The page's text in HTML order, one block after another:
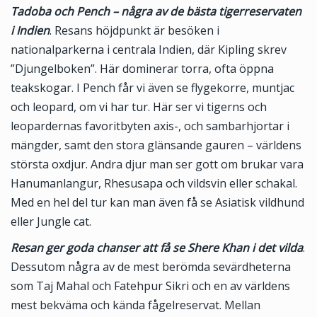
Tadoba och Pench – några av de bästa tigerreservaten
i Indien. Resans höjdpunkt är besöken i
nationalparkerna i centrala Indien, där Kipling skrev
”Djungelboken”. Här dominerar torra, ofta öppna
teakskogar. I Pench får vi även se flygekorre, muntjac
och leopard, om vi har tur. Här ser vi tigerns och
leopardernas favoritbyten axis-, och sambarhjortar i
mängder, samt den stora glänsande gauren – världens
största oxdjur. Andra djur man ser gott om brukar vara
Hanumanlangur, Rhesusapa och vildsvin eller schakal.
Med en hel del tur kan man även få se Asiatisk vildhund
eller Jungle cat.
Resan ger goda chanser att få se Shere Khan i det vilda.
Dessutom några av de mest berömda sevärdheterna
som Taj Mahal och Fatehpur Sikri och en av världens
mest bekväma och kända fågelreservat. Mellan